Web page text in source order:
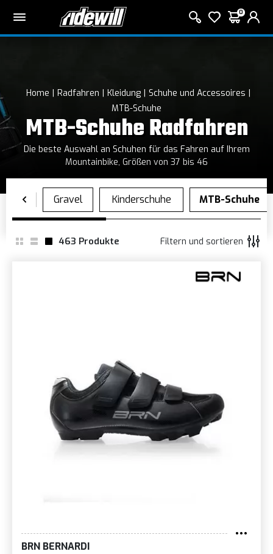
0
Home Radfahren Kleidung
Schuhe und Accessoires
MTB-Schuhe
MTB-Schuhe Radfahren
Die beste Auswahl an Schuhen für das Fahren auf Ihrem
Mountainbike, Größen von 37 bis 46
463 Produkte Filtern und sortieren
BRN BERNARDI